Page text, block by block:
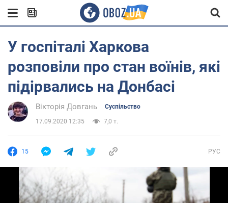
У госпіталі Харкова
розповіли про стан воїнів, які
підірвались на Донбасі
Вікторія Довгань Суспільство
17.09.2020 12:35 7,0 т.
15 РУС